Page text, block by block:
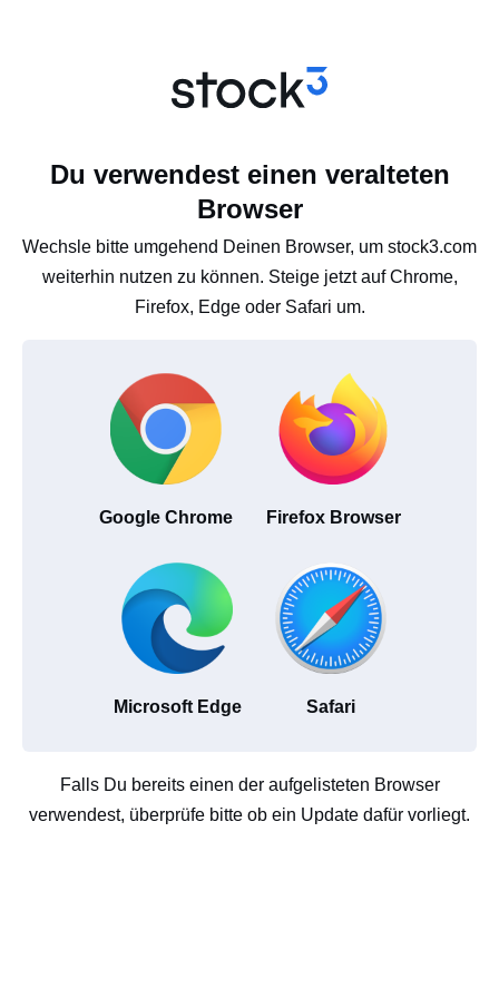
Du verwendest einen veralteten
Browser
Wechsle bitte umgehend Deinen Browser, um stock3.com
weiterhin nutzen zu können. Steige jetzt auf Chrome,
Firefox, Edge oder Safari um.
Google Chrome Firefox Browser
Microsoft Edge Safari
Falls Du bereits einen der aufgelisteten Browser
verwendest, überprüfe bitte ob ein Update dafür vorliegt.